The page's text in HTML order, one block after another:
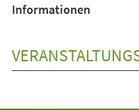
Informationen